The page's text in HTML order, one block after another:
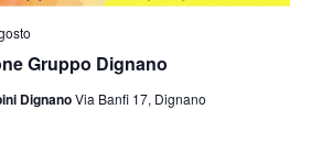
Gruppo Dignano
DignanoVia Banfi 17, Dignano